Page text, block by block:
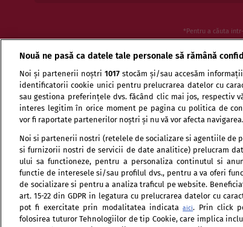
*Pentru a căuta
Termeni si conditii de utilizare Politica de
Nouă ne pasă ca datele tale personale să rămână
Noi și partenerii noștri 1017stocăm și/sau accesăm
identificatorii cookie unici pentru prelucrarea datelor cu
sau gestiona preferințele dvs. făcând clic mai jos, respectiv
interes legitim în orice moment pe pagina cu politica de
vor fi raportate partenerilor noștri și nu vă vor afecta navigarea.
Noi si partenerii nostri (retelele de socializare si agentiile de
si furnizorii nostri de servicii de date analitice) prelucram
ului sa functioneze, pentru a personaliza continutul si
functie de interesele si/sau profilul dvs., pentru a va oferi
de socializare si pentru a analiza traficul pe website.
art. 15-22 din GDPR in legatura cu prelucrarea datelor cu
pot fi exercitate prin modalitatea indicataaici. Prin click pe
folosirea tuturor Tehnologiilor de tip Cookie, care implica